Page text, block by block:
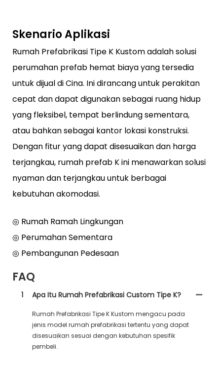
Skenario Aplikasi
Rumah Prefabrikasi Tipe K Kustom adalah solusi
perumahan prefab hemat biaya yang tersedia
untuk dijual di Cina. Ini dirancang untuk perakitan
cepat dan dapat digunakan sebagai ruang hidup
yang fleksibel, tempat berlindung sementara,
atau bahkan sebagai kantor lokasi konstruksi.
Dengan fitur yang dapat disesuaikan dan harga
terjangkau, rumah prefab K ini menawarkan solusi
nyaman dan terjangkau untuk berbagai
kebutuhan akomodasi.
◎ Rumah Ramah Lingkungan
◎ Perumahan Sementara
◎ Pembangunan Pedesaan
FAQ
1 Apa Itu Rumah Prefabrikasi Custom Tipe K?
Rumah Prefabrikasi Tipe K Kustom mengacu pada
jenis model rumah prefabrikasi tertentu yang dapat
disesuaikan sesuai dengan kebutuhan spesifik
pembeli.